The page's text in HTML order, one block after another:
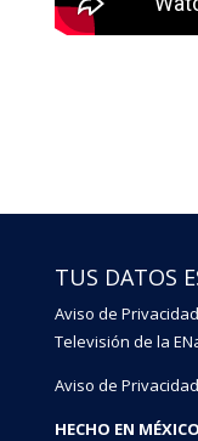
TUS DATOS
Aviso de
Televisión de la
Aviso de
HECHO EN MÉXICO